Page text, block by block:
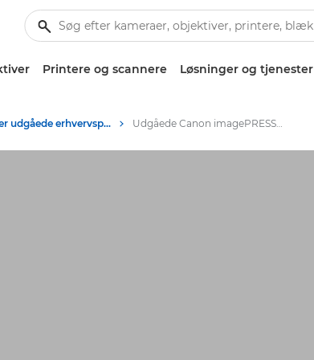
Printere og scannere Løsninger og tjenester
Arkiv over udgåede erhvervsprodukter Udgåede Canon imagePRESS-printere